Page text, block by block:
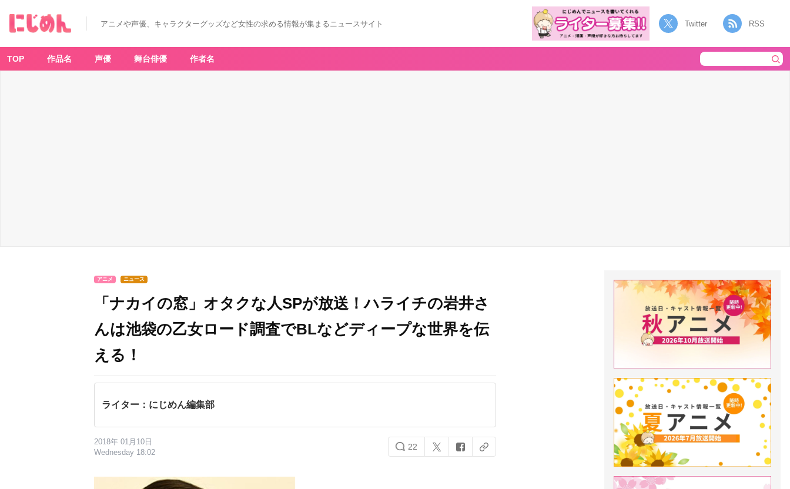
アニメや声優、キャラクターグッズなど女性の求める情報が集まるニュースサイト Twitter RSS
TOP 作品名 声優 舞台俳優 作者名
アニメ ニュース
「ナカイの窓」オタクな人SPが放送！ハライチの岩井さ
んは池袋の乙女ロード調査でBLなどディープな世界を伝
える！
ライター：にじめん編集部
2018年 01月10日
Wednesday 18:02
22